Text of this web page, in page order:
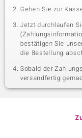
Gehen Sie zur
Jetzt durchlaufen
bestätigen Sie
die Bestellung
Sobald der
versandfertig